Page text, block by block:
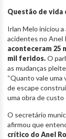
Questão de vida
Irlan Melo iniciou
acidentes no Anel
aconteceram 25
mil feridos.O
as mudanças
“Quanto vale uma
de escape
uma obra de custo
O secretário
afirmou que
crítico do Anel